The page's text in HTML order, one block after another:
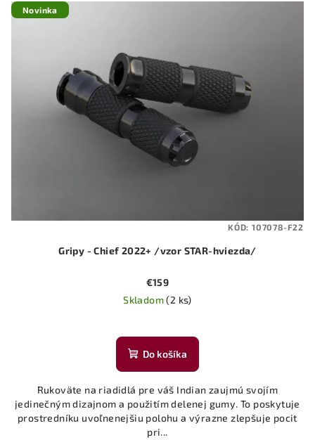
Novinka
Gripy - Chief 2022+ /vzor STAR-hviezda/
€159
Skladom(2 ks)
Do košíka
Rukoväte na riadidlá pre váš Indian zaujmú svojím
jedinečným dizajnom a použitím delenej gumy. To poskytuje
prostredníku uvoľnenejšiu polohu a výrazne zlepšuje pocit
pri...
KÓD: 107078-F22